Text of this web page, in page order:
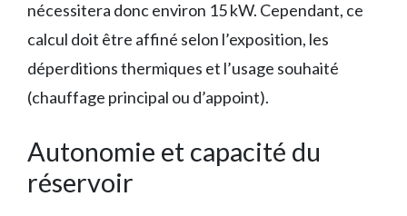
nécessitera donc environ 15 kW. Cependant, ce
calcul doit être affiné selon l’exposition, les
déperditions thermiques et l’usage souhaité
(chauffage principal ou d’appoint).
Autonomie et capacité du
réservoir